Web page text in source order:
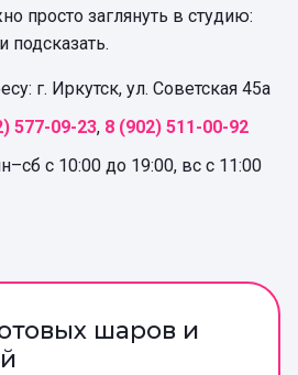
просто заглянуть в студию:
подсказать.
г. Иркутск, ул. Советская 45а
577-09-23, 8 (902) 511-00-92
с 10:00 до 19:00, вс с 11:00
шаров и